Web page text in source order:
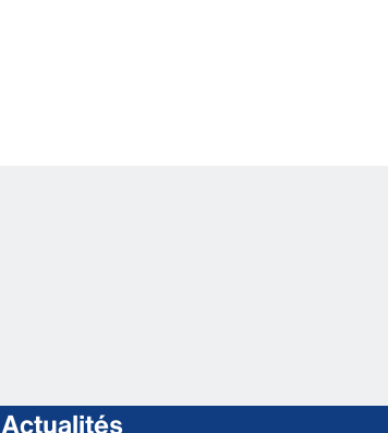
Actualités